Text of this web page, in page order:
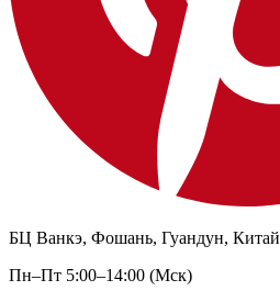
БЦ Ванкэ, Фошань, Гуандун, Китай
Пн–Пт 5:00–14:00 (Мск)